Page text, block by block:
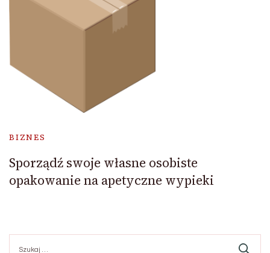
BIZNES
Sporządź swoje własne osobiste
opakowanie na apetyczne wypieki